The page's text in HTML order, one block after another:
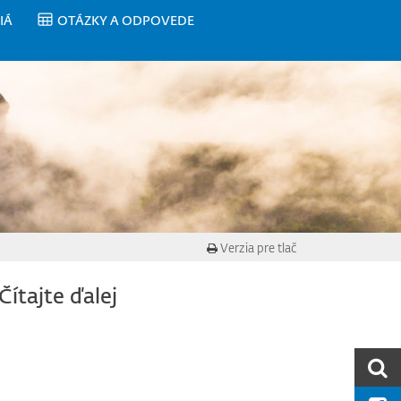
OTÁZKY A ODPOVEDE
Verzia pre tlač
ďalej